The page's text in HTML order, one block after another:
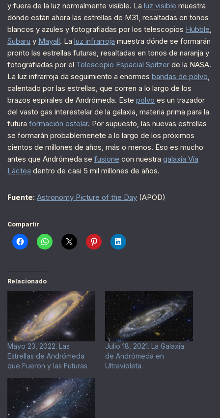
y fuera de la luz normalmente visible. La luz visible muestra
dónde están ahora las estrellas de M31, resaltadas en tonos
blancos y azules y fotografiadas por los telescopios Hubble,
Subaru y Mayall. La luz infrarroja muestra dónde se formarán
pronto las estrellas futuras, resaltadas en tonos de naranja y
fotografiadas por el Telescopio Espacial Spitzer de la NASA.
La luz infrarroja da seguimiento a enormes bandas de polvo,
calentado por las estrellas, que corren a lo largo de los
brazos espirales de Andrómeda. Este polvo es un trazador
del vasto gas interestelar de la galaxia, materia prima para la
futura formación estelar. Por supuesto, las nuevas estrellas
se formarán probablemenete a lo largo de los próximos
cientos de millones de años, más o menos. Eso es mucho
antes que Andrómeda se fusione con nuestra galaxia Vía
Láctea dentro de casi 5 mil millones de años.
Fuente: Astronomy Picture of the Day (APOD)
Compartir
Relacionado
Mayo 23, 2022. Las
Estrellas de Andrómeda
que Fueron y las Futuras.
Julio 18, 2021. La Galaxia
de Andrómeda en
Ultravioleta.